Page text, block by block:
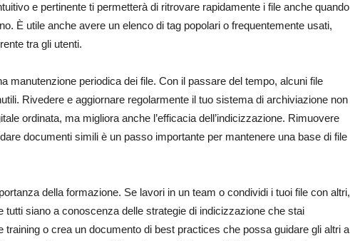
e pertinente ti permetterà di ritrovare rapidamente i file anche quando
È utile anche avere un elenco di tag popolari o frequentemente usati,
tra gli utenti.
manutenzione periodica dei file. Con il passare del tempo, alcuni file
Rivedere e aggiornare regolarmente il tuo sistema di archiviazione non
ordinata, ma migliora anche l’efficacia dell’indicizzazione. Rimuovere
documenti simili è un passo importante per mantenere una base di file
della formazione. Se lavori in un team o condividi i tuoi file con altri,
tutti siano a conoscenza delle strategie di indicizzazione che stai
training o crea un documento di best practices che possa guidare gli altri a